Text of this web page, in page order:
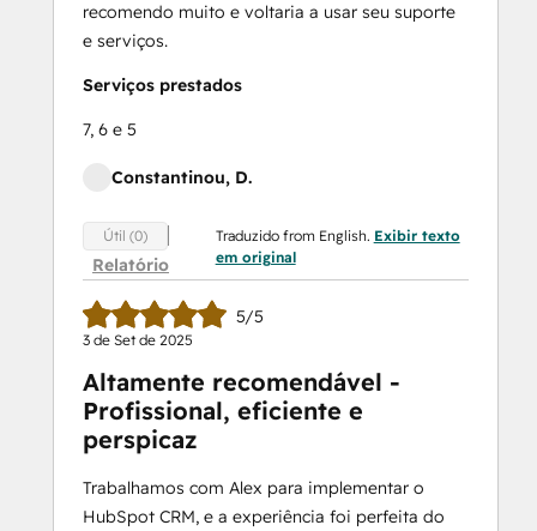
recomendo muito e voltaria a usar seu suporte
e serviços.
Serviços prestados
7, 6 e 5
Constantinou, D.
Útil (0)
Relatório
Traduzido from English. Exibir texto
em original
5/5
3 de Set de 2025
Altamente recomendável -
Profissional, eficiente e
perspicaz
Trabalhamos com Alex para implementar o
HubSpot CRM, e a experiência foi perfeita do